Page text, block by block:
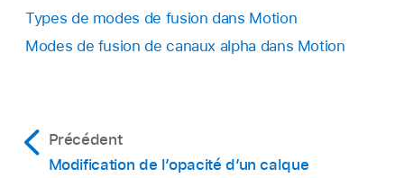
Types de modes de fusion dans Motion
Modes de fusion de canaux alpha dans Motion
Précédent
Modification de lʼopacité dʼun calque